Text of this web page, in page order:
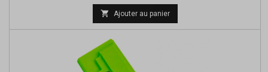
 Ajouter au panier